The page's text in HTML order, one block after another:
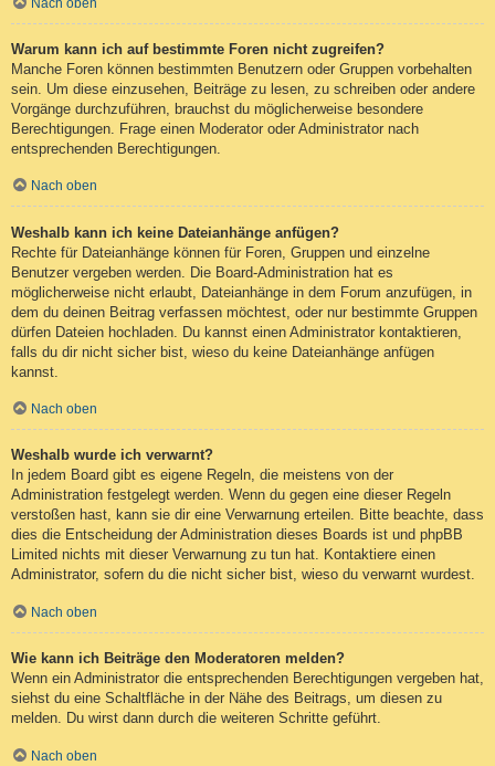
Warum kann ich auf bestimmte Foren nicht zugreifen?
Manche Foren können bestimmten Benutzern oder Gruppen vorbehalten
sein. Um diese einzusehen, Beiträge zu lesen, zu schreiben oder andere
Vorgänge durchzuführen, brauchst du möglicherweise besondere
Berechtigungen. Frage einen Moderator oder Administrator nach
entsprechenden Berechtigungen.
Nach oben
Weshalb kann ich keine Dateianhänge anfügen?
Rechte für Dateianhänge können für Foren, Gruppen und einzelne
Benutzer vergeben werden. Die Board-Administration hat es
möglicherweise nicht erlaubt, Dateianhänge in dem Forum anzufügen, in
dem du deinen Beitrag verfassen möchtest, oder nur bestimmte Gruppen
dürfen Dateien hochladen. Du kannst einen Administrator kontaktieren,
falls du dir nicht sicher bist, wieso du keine Dateianhänge anfügen
kannst.
Nach oben
Weshalb wurde ich verwarnt?
In jedem Board gibt es eigene Regeln, die meistens von der
Administration festgelegt werden. Wenn du gegen eine dieser Regeln
verstoßen hast, kann sie dir eine Verwarnung erteilen. Bitte beachte, dass
dies die Entscheidung der Administration dieses Boards ist und phpBB
Limited nichts mit dieser Verwarnung zu tun hat. Kontaktiere einen
Administrator, sofern du die nicht sicher bist, wieso du verwarnt wurdest.
Nach oben
Wie kann ich Beiträge den Moderatoren melden?
Wenn ein Administrator die entsprechenden Berechtigungen vergeben hat,
siehst du eine Schaltfläche in der Nähe des Beitrags, um diesen zu
melden. Du wirst dann durch die weiteren Schritte geführt.
Nach oben